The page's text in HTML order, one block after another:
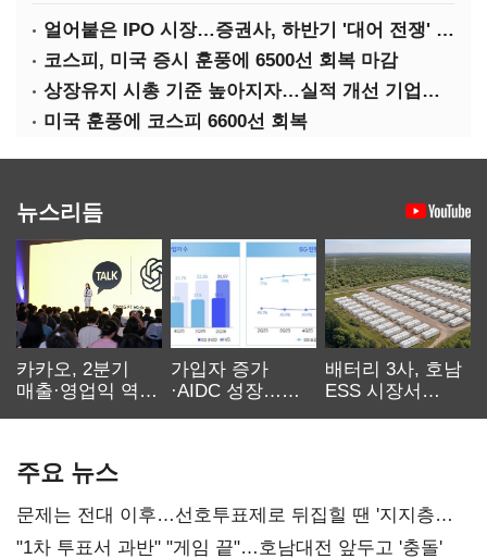
얼어붙은 IPO 시장…증권사, 하반기 '대어 전쟁' 기대
코스피, 미국 증시 훈풍에 6500선 회복 마감
상장유지 시총 기준 높아지자…실적 개선 기업도 '관리종목'
미국 훈풍에 코스피 6600선 회복
뉴스리듬
카카오, 2분기
매출·영업익 역대
가입자 증가
·AIDC 성장…
배터리 3사, 호남
ESS 시장서
주요 뉴스
문제는 전대 이후…선호투표제로 뒤집힐 땐 '지지층
불복'
"1차 투표서 과반" "게임 끝"…호남대전 앞두고 '충돌'